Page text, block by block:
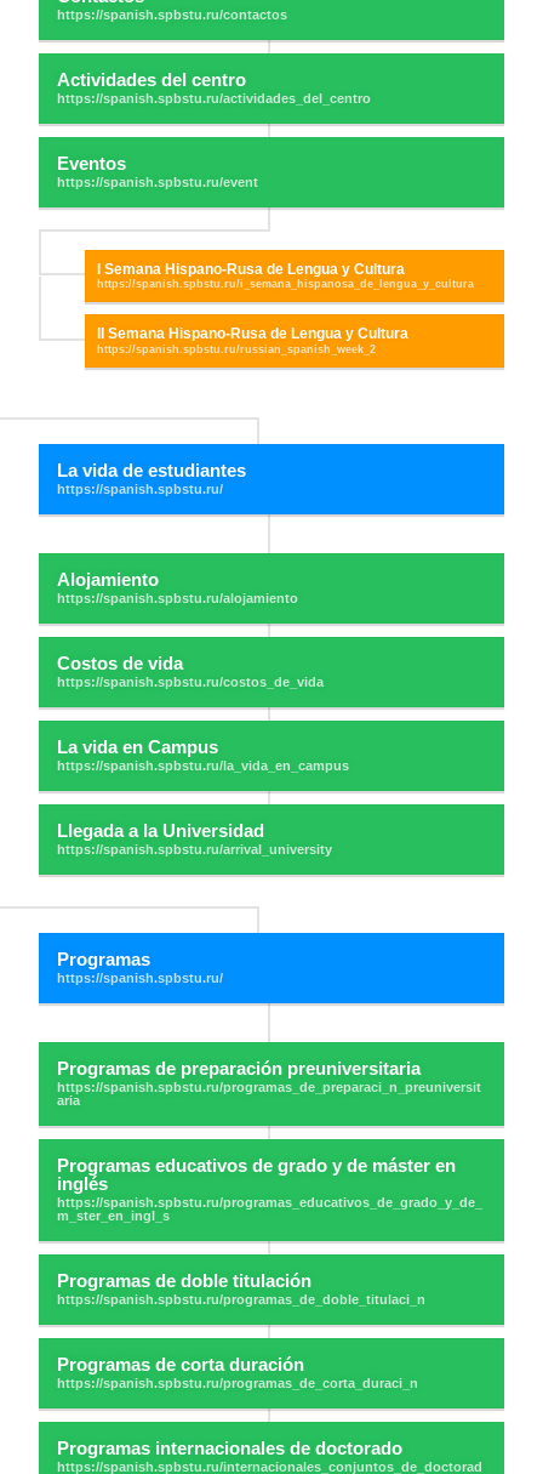
Actividades del centro
Eventos
I Semana Hispano-Rusa de Lengua y Cultura
II Semana Hispano-Rusa de Lengua y Cultura
La vida de estudiantes
Alojamiento
Costos de vida
La vida en Campus
Llegada a la Universidad
Programas
Programas de preparación preuniversitaria
Programas educativos de grado y de máster en
inglés
Programas de doble titulación
Programas de corta duración
Programas internacionales de doctorado